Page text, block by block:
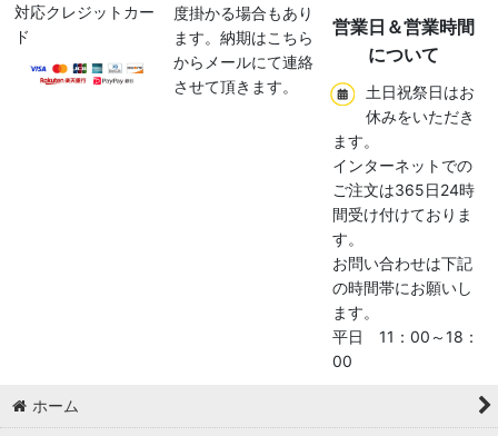
対応クレジットカー
ド
度掛かる場合もあり
ます。納期はこちら
からメールにて連絡
させて頂きます。
営業日＆営業時間
について
土日祝祭日はお
休みをいただき
ます。
インターネットでの
ご注文は365日24時
間受け付けておりま
す。
お問い合わせは下記
の時間帯にお願いし
ます。
平日 11：00～18：
00
ホーム